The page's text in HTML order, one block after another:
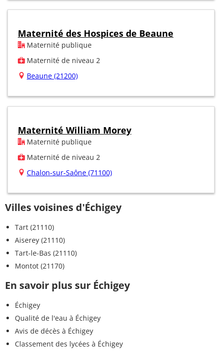
Maternité des Hospices de Beaune
Maternité publique
Maternité de niveau 2
Beaune (21200)
Maternité William Morey
Maternité publique
Maternité de niveau 2
Chalon-sur-Saône (71100)
Villes voisines d'Échigey
Tart (21110)
Aiserey (21110)
Tart-le-Bas (21110)
Montot (21170)
En savoir plus sur Échigey
Échigey
Qualité de l'eau à Échigey
Avis de décès à Échigey
Classement des lycées à Échigey